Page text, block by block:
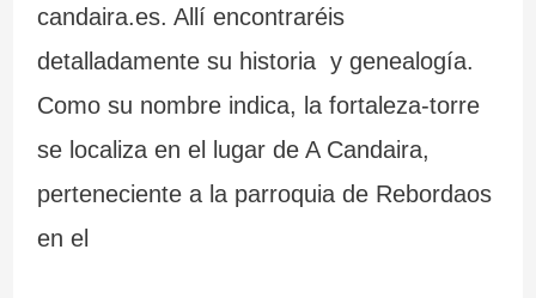
candaira.es. Allí encontraréis
detalladamente su historia y genealogía.
Como su nombre indica, la fortaleza-torre
se localiza en el lugar de A Candaira,
perteneciente a la parroquia de Rebordaos
en el